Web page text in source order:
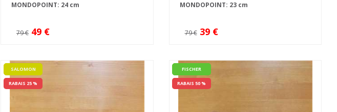
MONDOPOINT: 24 cm
79 € 49 €
MONDOPOINT: 23 cm
79 € 39 €
SALOMON
RABAIS 25 %
FISCHER
RABAIS 50 %